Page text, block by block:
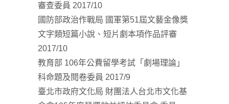
審查委員 2017/10
國防部政治作戰局 國軍第51屆文藝金像獎
文字類短篇小說、短片劇本項作品評審
2017/10
教育部 106年公費留學考試「劇場理論」
科命題及閱卷委員 2017/9
臺北市政府文化局 財團法人台北市文化基